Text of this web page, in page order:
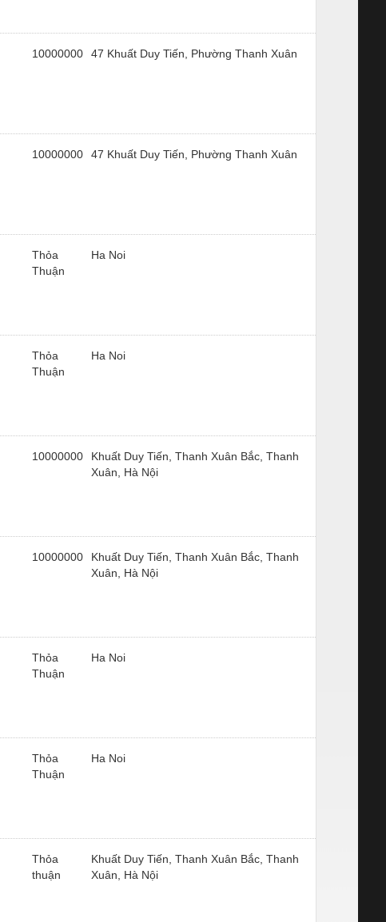
10000000 47 Khuất Duy Tiến, Phường Thanh Xuân
10000000 47 Khuất Duy Tiến, Phường Thanh Xuân
Thỏa
Thuận
Ha Noi
Thỏa
Thuận
Ha Noi
10000000
Khuất Duy Tiến, Thanh Xuân Bắc, Thanh
Xuân, Hà Nội
10000000
Khuất Duy Tiến, Thanh Xuân Bắc, Thanh
Xuân, Hà Nội
Thỏa
Thuận
Ha Noi
Thỏa
Thuận
Ha Noi
Thỏa
thuận
Khuất Duy Tiến, Thanh Xuân Bắc, Thanh
Xuân, Hà Nội